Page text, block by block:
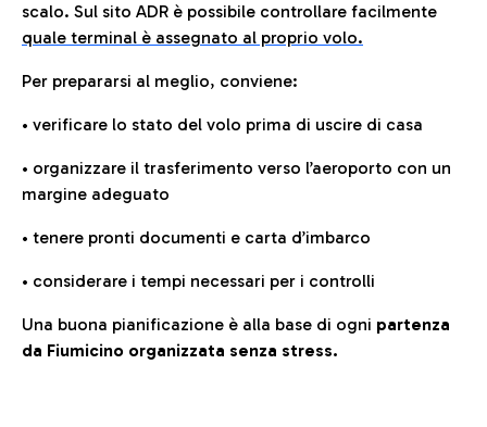
scalo. Sul sito ADR è possibile controllare facilmente
quale terminal è assegnato al proprio volo.
Per prepararsi al meglio, conviene:
• verificare lo stato del volo prima di uscire di casa
• organizzare il trasferimento verso l’aeroporto con un
margine adeguato
• tenere pronti documenti e carta d’imbarco
• considerare i tempi necessari per i controlli
Una buona pianificazione è alla base di ogni partenza
da Fiumicino organizzata senza stress.